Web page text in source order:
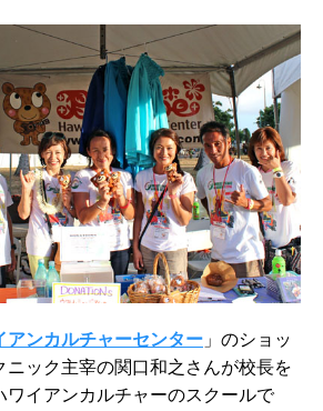
アンカルチャーセンター 」のショッ
ニック主宰の関口和之さんが校長を
ワイアンカルチャーのスクールで